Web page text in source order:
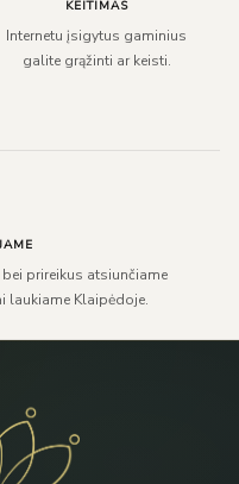
KEITIMAS
Internetu įsigytus gaminius
galite grąžinti ar keisti.
prireikus atsiunčiame
laukiame Klaipėdoje.